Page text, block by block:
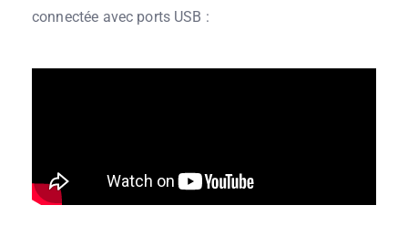
connectée avec ports USB :